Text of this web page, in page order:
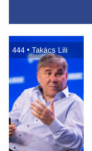
444 • Takács Lili